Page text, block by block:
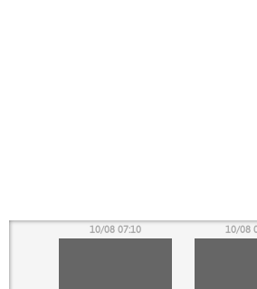
10/08 07:10 10/08